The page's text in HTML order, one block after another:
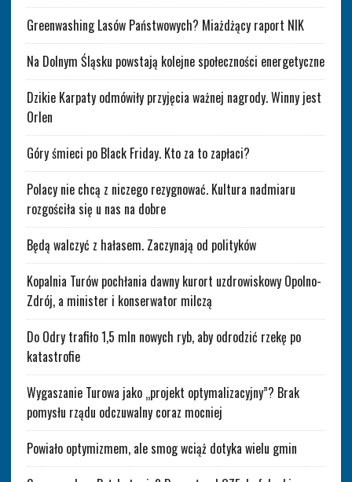
Greenwashing Lasów Państwowych? Miażdżący raport NIK
Na Dolnym Śląsku powstają kolejne społeczności energetyczne
Dzikie Karpaty odmówiły przyjęcia ważnej nagrody. Winny jest
Orlen
Góry śmieci po Black Friday. Kto za to zapłaci?
Polacy nie chcą z niczego rezygnować. Kultura nadmiaru
rozgościła się u nas na dobre
Będą walczyć z hałasem. Zaczynają od polityków
Kopalnia Turów pochłania dawny kurort uzdrowiskowy Opolno-
Zdrój, a minister i konserwator milczą
Do Odry trafiło 1,5 mln nowych ryb, aby odrodzić rzekę po
katastrofie
Wygaszanie Turowa jako „projekt optymalizacyjny”? Brak
pomysłu rządu odczuwalny coraz mocniej
Powiało optymizmem, ale smog wciąż dotyka wielu gmin